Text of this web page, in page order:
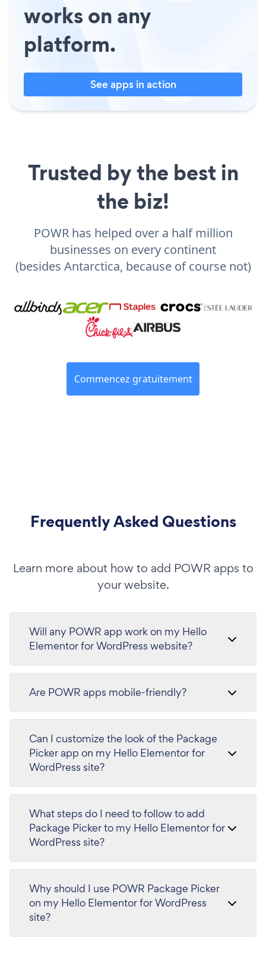
works on any
platform.
See apps in action
Trusted by the best in
the biz!
POWR has helped over a half million
businesses on every continent
(besides Antarctica, because of course not)
Commencez gratuitement
Frequently Asked Questions
Learn more about how to add POWR apps to
your website.
Will any POWR app work on my Hello
Elementor for WordPress website?
Are POWR apps mobile-friendly?
Can I customize the look of the Package
Picker app on my Hello Elementor for
WordPress site?
What steps do I need to follow to add
Package Picker to my Hello Elementor for
WordPress site?
Why should I use POWR Package Picker
on my Hello Elementor for WordPress
site?